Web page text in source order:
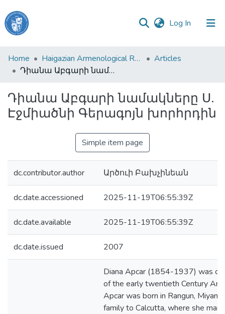
Log In (current)
Haigazian
University
&
Collections
Home Haigazian Armenological Review
Articles
Դիանա Աբգարի նամակները Ս. Էջմիածնի Գերագոյն խորհրդին
Դիանա Աբգարի նամակները Ս.
Էջմիածնի Գերագոյն խորհրդին
Simple item page
dc.contributor.author Արծուի Բախչինեան
dc.date.accessioned 2025-11-19T06:55:39Z
dc.date.available 2025-11-19T06:55:39Z
dc.date.issued 2007
Diana Apcar (1854-1937) was
of the early twentieth Century
Apcar was born in Rangun,
family to Calcutta, where she